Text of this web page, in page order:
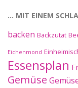
… MIT EINEM
backen Backzutat
Eichenmond
Essensplan
Gemüse